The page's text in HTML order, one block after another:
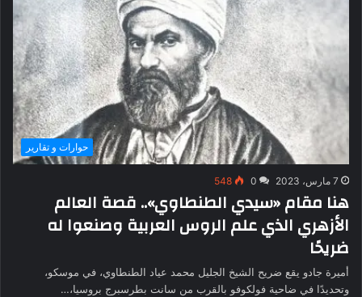
حوارات و تقارير
7 مارس، 2023 0
548
هنا مقام «سيدي الطنطاوي».. قصة العالم
الأزهري الذي علم الروس العربية وصنعوا له
ضريحًا
أميرة جادو يقع ضريح الشيخ الجليل محمد عياد الطنطاوي، في موسكو،
وتحديدًا في ضاحية فولكوفو بالقرب من سانت بطرسبرج بروسيا،…